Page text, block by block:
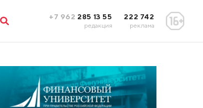
+7 962 285 13 55
редакция
222 742
реклама